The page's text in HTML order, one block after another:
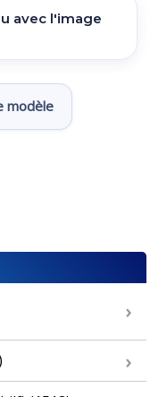
avec l'image
modèle